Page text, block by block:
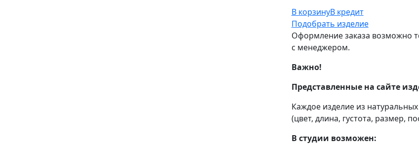
В корзинуВ кредит
Подобрать изделие
Оформление заказа возможно
с менеджером.
Важно!
Представленные на сайте
Каждое изделие из
(цвет, длина, густота, размер,
В студии возможен: